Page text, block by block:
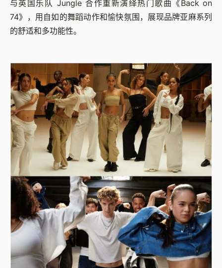
与英国乐队 Jungle 合作重新演绎热门歌曲《Back on
74》，用自如的舞蹈动作和愉快氛围，展现品牌亚麻系列
的舒适和多功能性。